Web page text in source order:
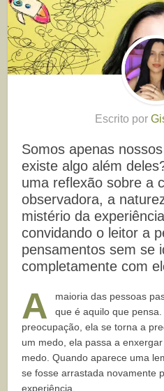
Escrito por
Somos apenas
existe algo além
uma reflexão sobre a
observadora, a
mistério da
convidando o leitor a
pensamentos sem se
completamente com
A
maioria das pessoas
que é aquilo que
preocupação, ela se torna a
um medo, ela passa a
medo. Quando aparece uma
se fosse arrastada novamente
experiência.